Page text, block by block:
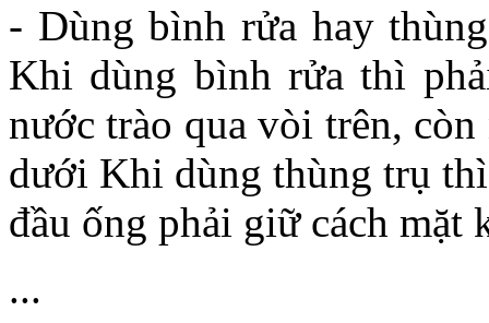
- Dùng bình rửa hay
Khi dùng bình rửa thì
nước trào qua vòi trên,
dưới Khi dùng thùng trụ
đầu ống phải giữ cách mặt
...